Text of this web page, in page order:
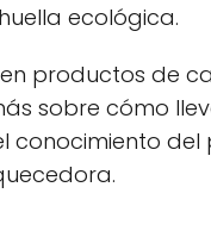
ecológica.
productos de
sobre cómo
conocimiento